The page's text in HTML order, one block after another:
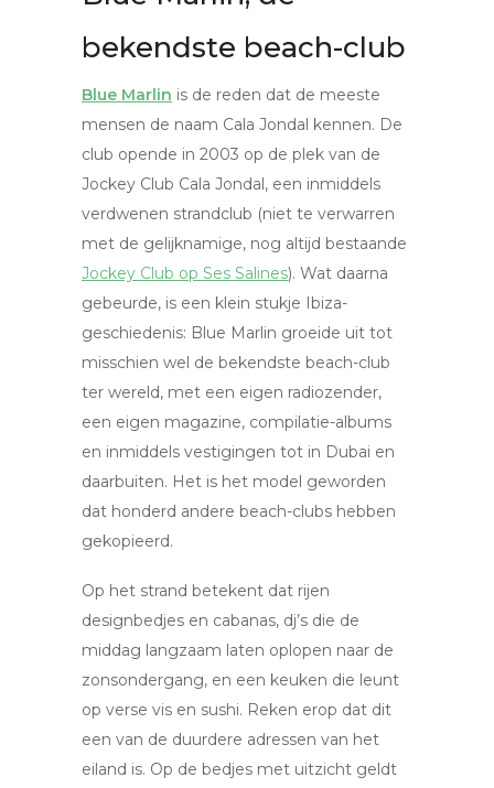
bekendste beach-club
Blue Marlin is de reden dat de meeste
mensen de naam Cala Jondal kennen. De
club opende in 2003 op de plek van de
Jockey Club Cala Jondal, een inmiddels
verdwenen strandclub (niet te verwarren
met de gelijknamige, nog altijd bestaande
Jockey Club op Ses Salines). Wat daarna
gebeurde, is een klein stukje Ibiza-
geschiedenis: Blue Marlin groeide uit tot
misschien wel de bekendste beach-club
ter wereld, met een eigen radiozender,
een eigen magazine, compilatie-albums
en inmiddels vestigingen tot in Dubai en
daarbuiten. Het is het model geworden
dat honderd andere beach-clubs hebben
gekopieerd.
Op het strand betekent dat rijen
designbedjes en cabanas, dj’s die de
middag langzaam laten oplopen naar de
zonsondergang, en een keuken die leunt
op verse vis en sushi. Reken erop dat dit
een van de duurdere adressen van het
eiland is. Op de bedjes met uitzicht geldt